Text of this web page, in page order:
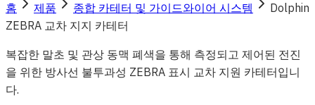
홈 제품 종합 카테터 및 가이드와이어 시스템
Dolphin
ZEBRA 교차 지지 카테터
복잡한 말초 및 관상 동맥 폐색을 통해 측정되고 제어된 전진
을 위한 방사선 불투과성 ZEBRA 표시 교차 지원 카테터입니
다.